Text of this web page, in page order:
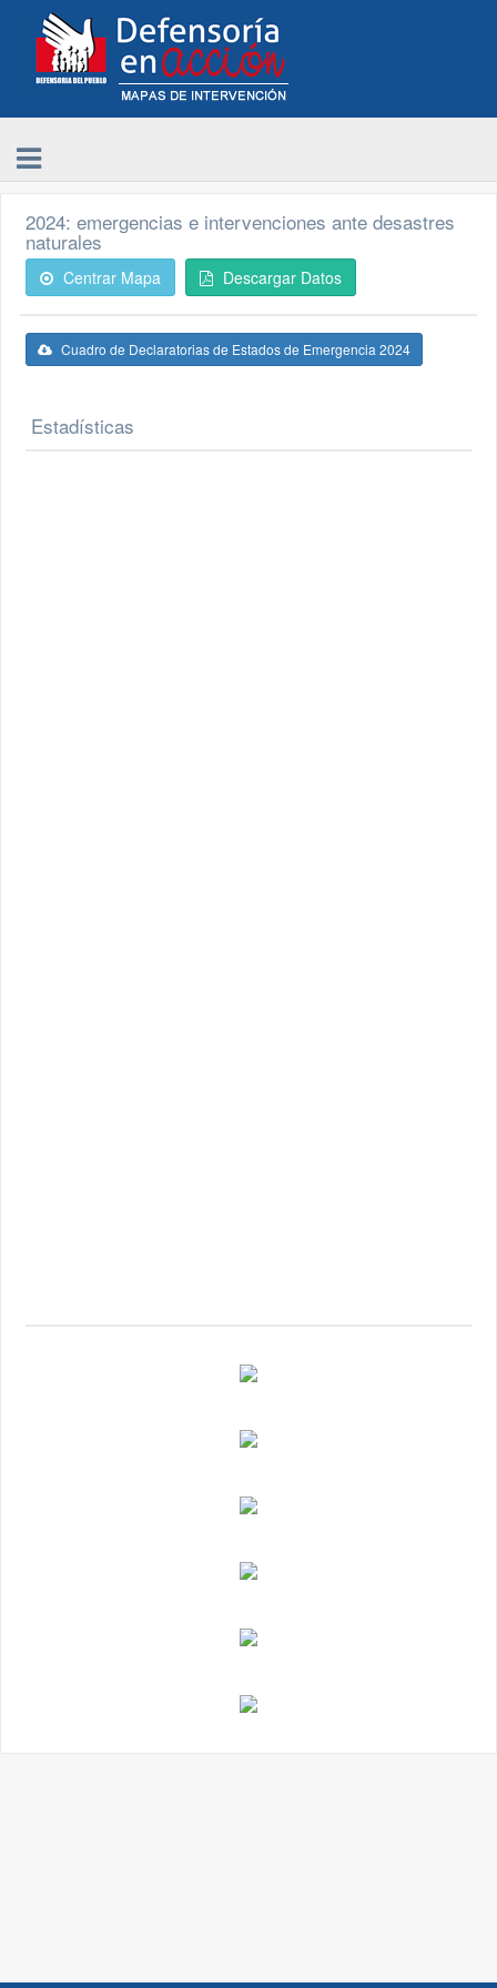
2024: emergencias e intervenciones ante desastres
naturales
Centrar Mapa Descargar Datos
Cuadro de Declaratorias de Estados de Emergencia 2024
Estadísticas